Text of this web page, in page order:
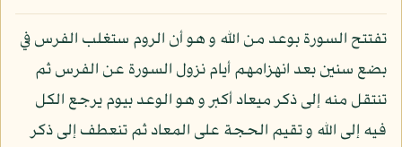
تفتتح السورة بوعد من الله و هو أن الروم ستغلب الفرس في
بضع سنين بعد انهزامهم أيام نزول السورة عن الفرس ثم
تنتقل منه إلى ذكر ميعاد أكبر و هو الوعد بيوم يرجع الكل
فيه إلى الله و تقيم الحجة على المعاد ثم تنعطف إلى ذكر